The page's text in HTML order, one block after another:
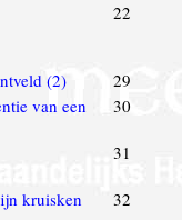
22
(2)
29
van een
30
31
kruisken 32